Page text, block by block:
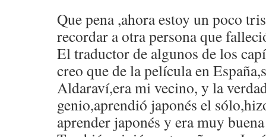
Que pena ,ahora estoy un poco
recordar a otra persona que
El traductor de algunos de los
creo que de la película en
Aldaraví,era mi vecino, y la
genio,aprendió japonés el
aprender japonés y era muy